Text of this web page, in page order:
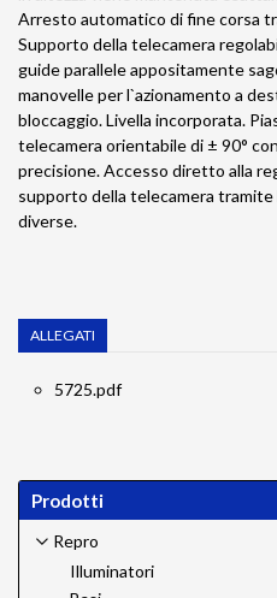
Arresto automatico di fine corsa
Supporto della telecamera
guide parallele appositamente
manovelle per l`azionamento a
bloccaggio. Livella incorporata.
telecamera orientabile di ± 90°
precisione. Accesso diretto alla
supporto della telecamera
diverse.
ALLEGATI
5725.pdf
Prodotti
Repro
Illuminatori